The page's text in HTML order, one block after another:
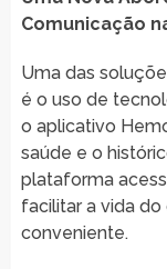
Comunicação
Uma das
é o uso de
o aplicativo
saúde e o
plataforma
facilitar a vida
conveniente.